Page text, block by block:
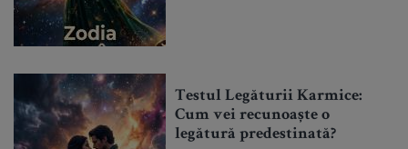
Testul Legăturii Karmice:
Cum vei recunoaște o
legătură predestinată?